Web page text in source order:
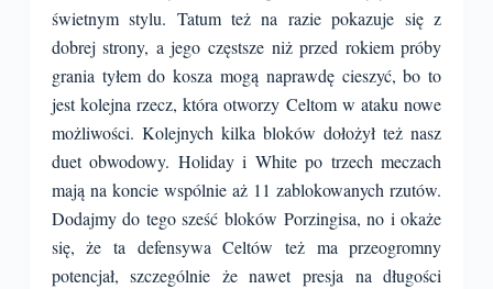
świetnym stylu. Tatum też na razie pokazuje się z
dobrej strony, a jego częstsze niż przed rokiem próby
grania tyłem do kosza mogą naprawdę cieszyć, bo to
jest kolejna rzecz, która otworzy Celtom w ataku nowe
możliwości. Kolejnych kilka bloków dołożył też nasz
duet obwodowy. Holiday i White po trzech meczach
mają na koncie wspólnie aż 11 zablokowanych rzutów.
Dodajmy do tego sześć bloków Porzingisa, no i okaże
się, że ta defensywa Celtów też ma przeogromny
potencjał, szczególnie że nawet presja na długości